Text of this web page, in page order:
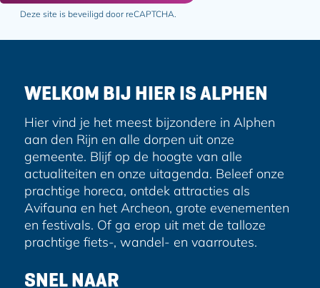
l
d
Deze site is beveiligd door reCAPTCHA.
WELKOM BIJ HIER IS ALPHEN
Hier vind je het meest bijzondere in Alphen
aan den Rijn en alle dorpen uit onze
gemeente. Blijf op de hoogte van alle
actualiteiten en onze uitagenda. Beleef onze
prachtige horeca, ontdek attracties als
Avifauna en het Archeon, grote evenementen
en festivals. Of ga erop uit met de talloze
prachtige fiets-, wandel- en vaarroutes.
SNEL NAAR